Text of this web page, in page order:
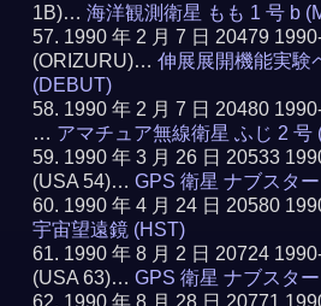
1B)…海洋観測衛星 もも 1 号 b
1990 年 2 月 7 日 20479
(ORIZURU)…伸展展開機能実験
(DEBUT)
1990 年 2 月 7 日 20480
… アマチュア無線衛星 ふじ 2 号
1990 年 3 月 26 日 20533
(USA 54)…GPS 衛星 ナブスタ
1990 年 4 月 24 日 20580
宇宙望遠鏡 (HST)
1990 年 8 月 2 日 20724
(USA 63)…GPS 衛星 ナブスタ
1990 年 8 月 28 日 20771